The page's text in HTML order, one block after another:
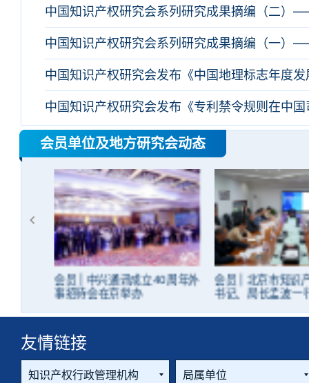
中国知识产权研究会系列研究成果摘编（一）
中国知识产权研究会发布《中国地理标志年度
会员单位及地方研究会动态
会员 | 中兴通讯成立40周年外
事招待会在京举办
会员 | 北京市知识
书记、局长孟波一
友情链接